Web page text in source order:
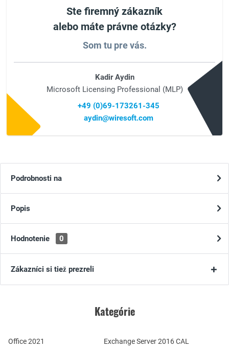
Ste firemný zákazník
alebo máte právne otázky?
Som tu pre vás.
Kadir Aydin
Microsoft Licensing Professional (MLP)
+49 (0)69-173261-345
aydin@wiresoft.com
Podrobnosti na
Popis
Hodnotenie 0
Zákazníci si tiež prezreli
Kategórie
Office 2021
Exchange Server 2016 CAL